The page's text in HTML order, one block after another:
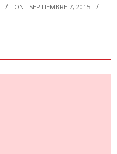
ON: SEPTIEMBRE 7, 2015